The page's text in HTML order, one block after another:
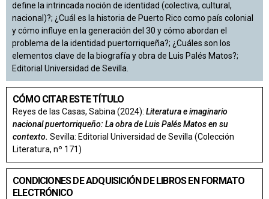
define la intrincada noción de identidad (colectiva, cultural,
nacional)?; ¿Cuál es la historia de Puerto Rico como país colonial
y cómo influye en la generación del 30 y cómo abordan el
problema de la identidad puertorriqueña?; ¿Cuáles son los
elementos clave de la biografía y obra de Luis Palés Matos?;
Editorial Universidad de Sevilla.
CÓMO CITAR ESTE TÍTULO
Reyes de las Casas, Sabina (2024): Literatura e imaginario
nacional puertorriqueño: La obra de Luis Palés Matos en su
contexto. Sevilla: Editorial Universidad de Sevilla (Colección
Literatura, nº 171)
CONDICIONES DE ADQUISICIÓN DE LIBROS EN FORMATO
ELECTRÓNICO